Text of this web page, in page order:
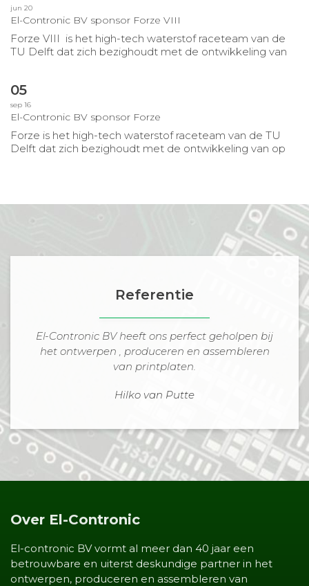
jun 20
El-Contronic BV sponsor Forze VIII
Forze VIII is het high-tech waterstof raceteam van de
TU Delft dat zich bezighoudt met de ontwikkeling van
05
sep 16
El-Contronic BV sponsor Forze
Forze is het high-tech waterstof raceteam van de TU
Delft dat zich bezighoudt met de ontwikkeling van op
Referentie
El-Contronic BV heeft ons perfect geholpen bij
het ontwerpen , produceren en assembleren
van printplaten.
Hilko van Putte
Over El-Contronic
El-contronic BV vormt al meer dan 40 jaar een
betrouwbare en uiterst deskundige partner in het
ontwerpen, produceren en assembleren van